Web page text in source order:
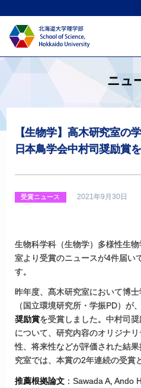
ニュ
【生物学】 高木研究室の
日本鳥学会中村司奨励賞を
受賞ニュース 2021年9月30日
生物科学科（生物学）多様性生物
室より受賞のニュースが4件届い
す。
昨年度、髙木研究室において博
（国立環境研究所・学振PD）が、
奨励賞を受賞しました。中村司
について、研究内容のオリジナ
性、将来性などが評価された結
究室では、本賞の2年連続の受賞
推薦根拠論文：Sawada A, Ando